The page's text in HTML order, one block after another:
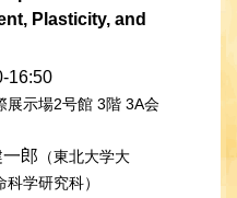
Plasticity, and
16:50
展示場2号館 3階 3A会
郎 （東北大学大
科学研究科）